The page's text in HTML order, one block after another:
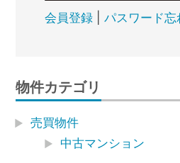
会員登録| パスワード忘
物件カテゴリ
売買物件
中古マンション